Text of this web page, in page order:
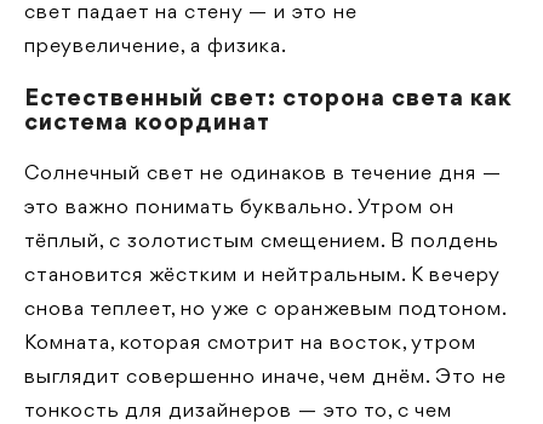
свет падает на стену — и это не
преувеличение, а физика.
Естественный свет: сторона света как
система координат
Солнечный свет не одинаков в течение дня —
это важно понимать буквально. Утром он
тёплый, с золотистым смещением. В полдень
становится жёстким и нейтральным. К вечеру
снова теплеет, но уже с оранжевым подтоном.
Комната, которая смотрит на восток, утром
выглядит совершенно иначе, чем днём. Это не
тонкость для дизайнеров — это то, с чем